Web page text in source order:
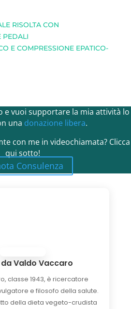
RISOLTA CON
PEDALI
E COMPRESSIONE EPATICO-
e vuoi supportare la mia attività lo
una donazione libera.
con me in videochiamata? Clicca
qui sotto!
Consulenza
daValdo Vaccaro
classe 1943, è ricercatore
e filosofo della salute.
della dieta vegeto-crudista